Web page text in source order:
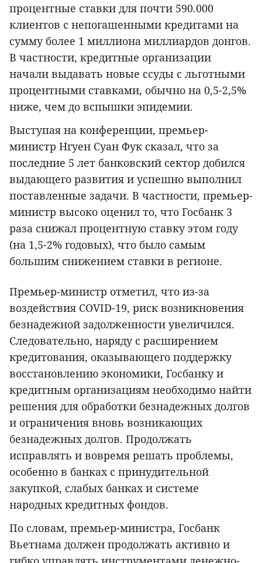
процентные ставки для почти 590.000
клиентов с непогашенными кредитами на
сумму более 1 миллиона миллиардов донгов.
В частности, кредитные организации
начали выдавать новые ссуды с льготными
процентными ставками, обычно на 0,5-2,5%
ниже, чем до вспышки эпидемии.
Выступая на конференции, премьер-
министр Нгуен Суан Фук сказал, что за
последние 5 лет банковский сектор добился
выдающего развития и успешно выполнил
поставленные задачи. В частности, премьер-
министр высоко оценил то, что Госбанк 3
раза снижал процентную ставку этом году
(на 1,5-2% годовых), что было самым
большим снижением ставки в регионе.
Премьер-министр отметил, что из-за
воздействия COVID-19, риск возникновения
безнадежной задолженности увеличился.
Следовательно, наряду с расширением
кредитования, оказывающего поддержку
восстановлению экономики, Госбанку и
кредитным организациям необходимо найти
решения для обработки безнадежных долгов
и ограничения вновь возникающих
безнадежных долгов. Продолжать
исправлять и вовремя решать проблемы,
особенно в банках с принудительной
закупкой, слабых банках и системе
народных кредитных фондов.
По словам, премьер-министра, Госбанк
Вьетнама должен продолжать активно и